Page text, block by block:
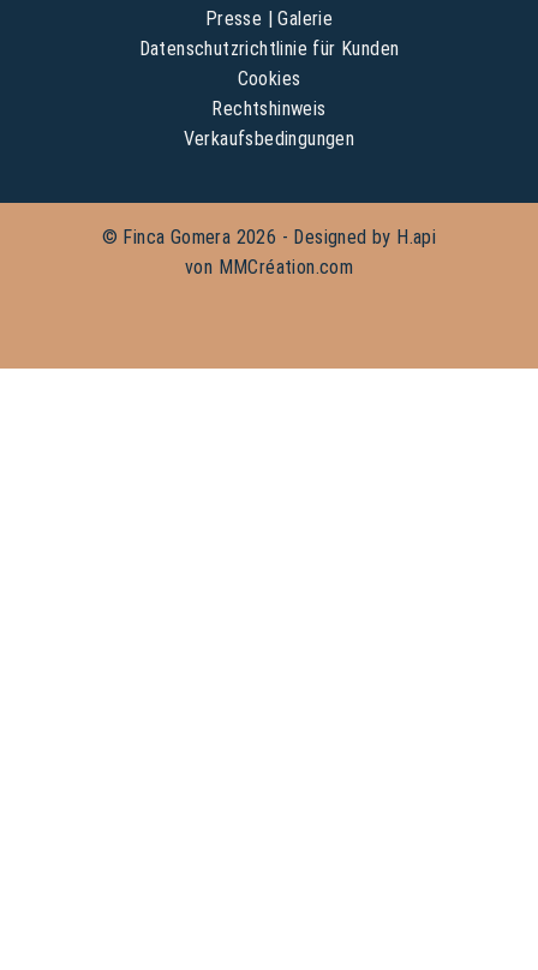
Presse |Galerie
Datenschutzrichtlinie für Kunden
Cookies
Rechtshinweis
Verkaufsbedingungen
© Finca Gomera 2026 - Designed by H.api
von MMCréation.com